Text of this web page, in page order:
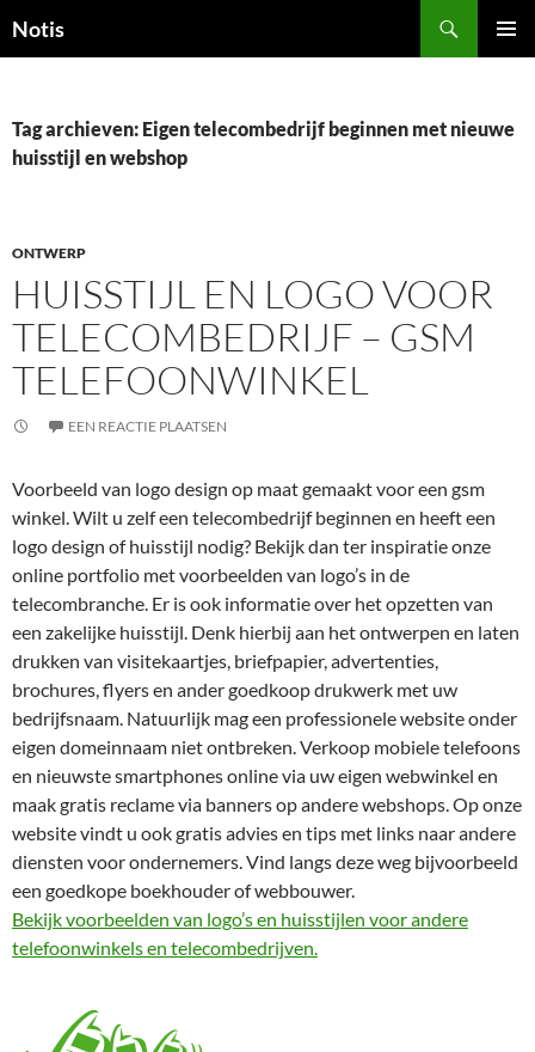
Notis
INHOUD
Tag archieven: Eigen telecombedrijf beginnen met nieuwe
huisstijl en webshop
ONTWERP
HUISSTIJL EN LOGO VOOR
TELECOMBEDRIJF – GSM
TELEFOONWINKEL
EEN REACTIE PLAATSEN
Voorbeeld van logo design op maat gemaakt voor een gsm
winkel. Wilt u zelf een telecombedrijf beginnen en heeft een
logo design of huisstijl nodig? Bekijk dan ter inspiratie onze
online portfolio met voorbeelden van logo’s in de
telecombranche. Er is ook informatie over het opzetten van
een zakelijke huisstijl. Denk hierbij aan het ontwerpen en laten
drukken van visitekaartjes, briefpapier, advertenties,
brochures, flyers en ander goedkoop drukwerk met uw
bedrijfsnaam. Natuurlijk mag een professionele website onder
eigen domeinnaam niet ontbreken. Verkoop mobiele telefoons
en nieuwste smartphones online via uw eigen webwinkel en
maak gratis reclame via banners op andere webshops. Op onze
website vindt u ook gratis advies en tips met links naar andere
diensten voor ondernemers. Vind langs deze weg bijvoorbeeld
een goedkope boekhouder of webbouwer.
Bekijk voorbeelden van logo’s en huisstijlen voor andere
telefoonwinkels en telecombedrijven.